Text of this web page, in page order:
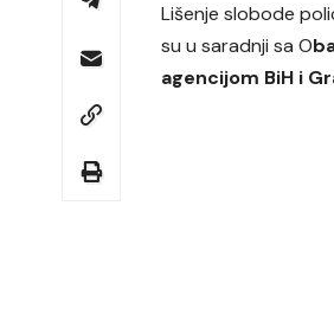
Lišenje slobode
su u saradnji sa O
agencijom BiH i